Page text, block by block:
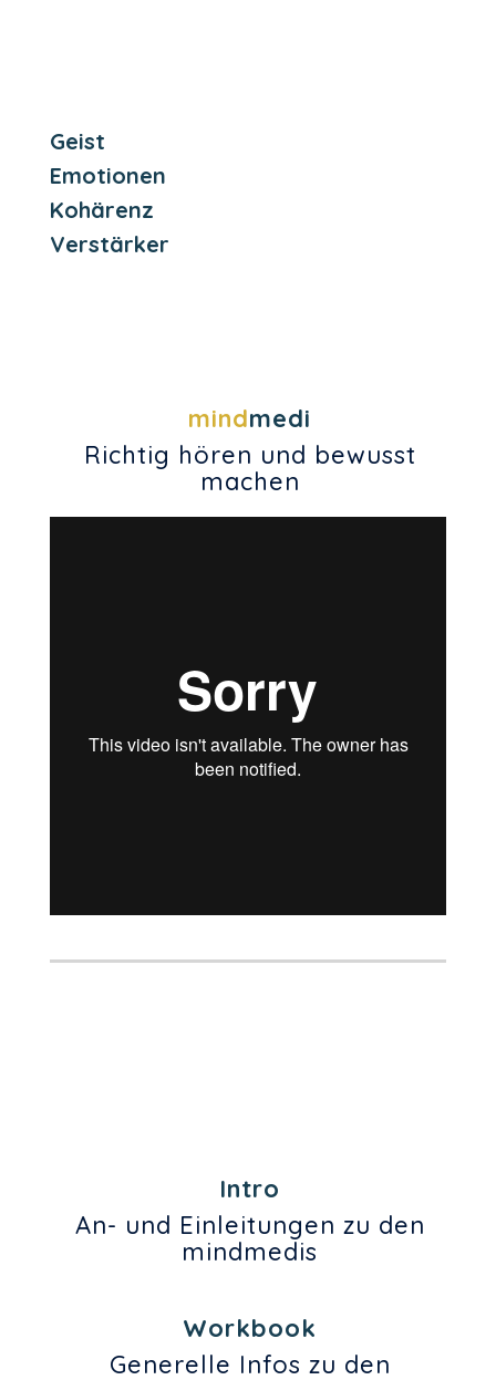
Geist
Emotionen
Kohärenz
Verstärker
mindmedi
Richtig hören und bewusst
machen
Intro
An- und Einleitungen zu den
mindmedis
Workbook
Generelle Infos zu den